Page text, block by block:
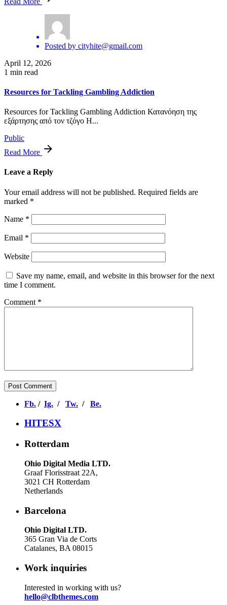
Posted by cityhite@gmail.com
April 12, 2026
1 min read
Resources for Tackling Gambling Addiction
Resources for Tackling Gambling Addiction Κατανόηση της
εξάρτησης από τον τζόγο Η...
Public
Read More
Leave a Reply
Your email address will not be published. Required fields are
marked *
Name *
Email *
Website
Save my name, email, and website in this browser for the next
time I comment.
Comment *
Fb. / Ig. / Tw. / Be.
HITESX
Rotterdam
Ohio Digital Media LTD.
Graaf Florisstraat 22A,
3021 CH Rotterdam
Netherlands
Barcelona
Ohio Digital LTD.
365 Gran Via de Corts
Catalanes, BA 08015
Work inquiries
Interested in working with us?
hello@clbthemes.com